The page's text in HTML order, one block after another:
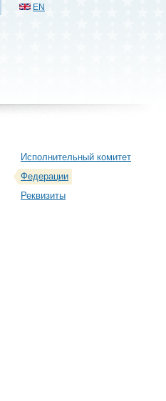
EN
Исполнительный комитет
Федерации
Реквизиты